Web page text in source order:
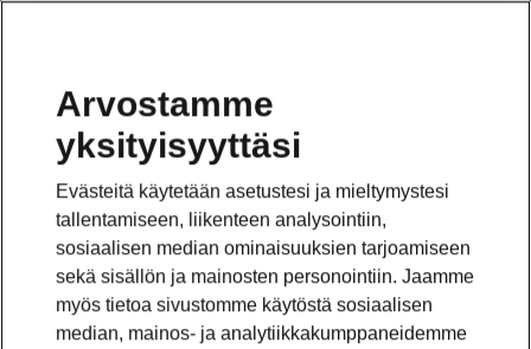
Arvostamme
yksityisyyttäsi
Evästeitä käytetään asetustesi ja mieltymystesi
tallentamiseen, liikenteen analysointiin,
sosiaalisen median ominaisuuksien tarjoamiseen
sekä sisällön ja mainosten personointiin. Jaamme
myös tietoa sivustomme käytöstä sosiaalisen
median, mainos- ja analytiikkakumppaneidemme